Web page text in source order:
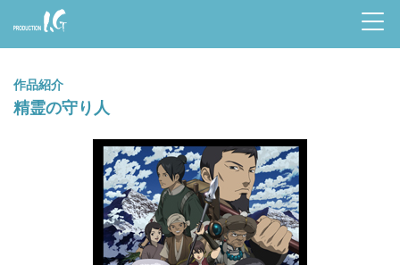
Prod
uctio
n I.G
作品紹介
精霊の守り人